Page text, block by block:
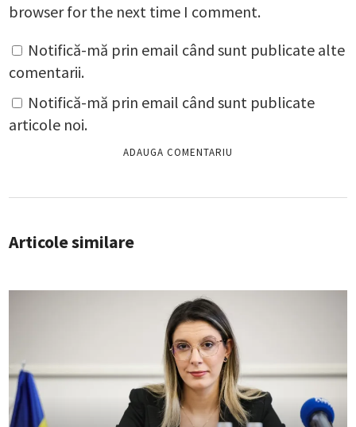
browser for the next time I comment.
Notifică-mă prin email când sunt publicate alte
comentarii.
Notifică-mă prin email când sunt publicate
articole noi.
Articole similare